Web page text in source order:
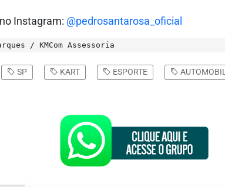
Instagram: @pedrosantarosa_oficial
/ KMCom Assessoria
SP KART ESPORTE